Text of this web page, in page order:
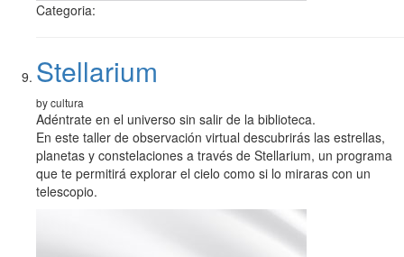
Categoria:
Stellarium
by cultura
Adéntrate en el universo sin salir de la biblioteca.
En este taller de observación virtual descubrirás las estrellas,
planetas y constelaciones a través de Stellarium, un programa
que te permitirá explorar el cielo como si lo miraras con un
telescopio.